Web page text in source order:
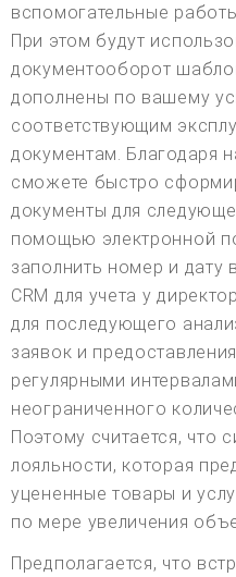
вспомогательные
При этом будут
документооборот
дополнены по вашему
соответствующим
документам. Благодаря
сможете быстро
документы для
помощью электронной
заполнить номер и дату
CRM для учета у
для последующего
заявок и
регулярными
неограниченного
Поэтому считается, что
лояльности, которая
уцененные товары и
по мере увеличения
Предполагается, что